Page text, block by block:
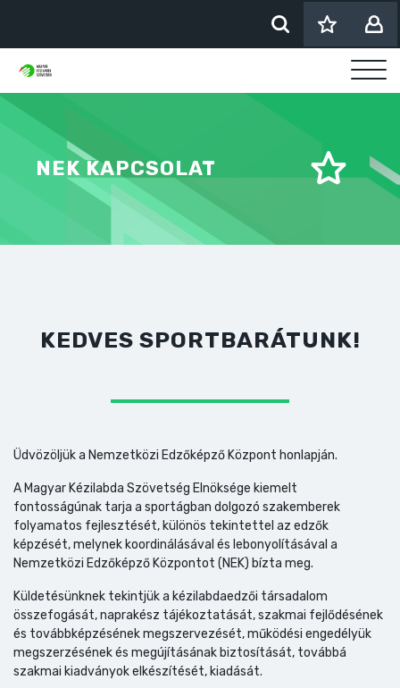
NEK KAPCSOLAT
KEDVES SPORTBARÁTUNK!
Üdvözöljük a Nemzetközi Edzőképző Központ honlapján.
A Magyar Kézilabda Szövetség Elnöksége kiemelt
fontosságúnak tarja a sportágban dolgozó szakemberek
folyamatos fejlesztését, különös tekintettel az edzők
képzését, melynek koordinálásával és lebonyolításával a
Nemzetközi Edzőképző Központot (NEK) bízta meg.
Küldetésünknek tekintjük a kézilabdaedzői társadalom
összefogását, naprakész tájékoztatását, szakmai fejlődésének
és továbbképzésének megszervezését, működési engedélyük
megszerzésének és megújításának biztosítását, továbbá
szakmai kiadványok elkészítését, kiadását.